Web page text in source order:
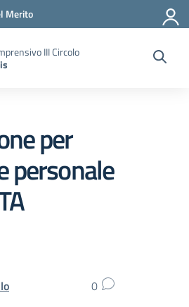
Merito
III Circolo
per
personale
0